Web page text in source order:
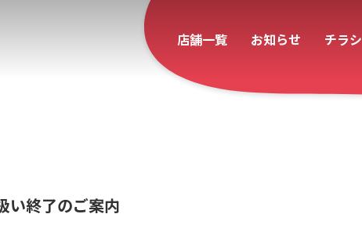
店舗一覧 お知らせ チラシ
い終了のご案内